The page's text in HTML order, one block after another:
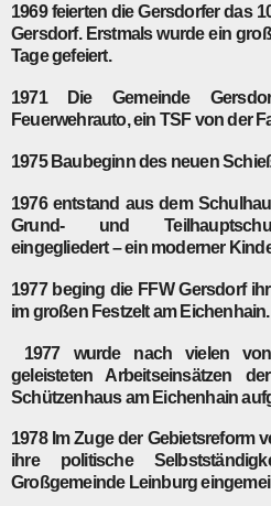
1969feierten die Gersdorfer das
Gersdorf. Erstmals wurde ein
Tage gefeiert.
1971Die Gemeinde
Feuerwehrauto, ein TSF von der
1975Baubeginn des neuen
1976entstand aus dem
Grund- und
eingegliedert – ein moderner
1977beging die FFW Gersdorf
im großen Fest­zelt am Eichenhain.
1977 wurde nach vielen
geleisteten Arbeitseinsätzen
Schützenhaus am Eichenhain
1978 Im Zuge der Gebietsreform
ihre politische
Großgemeinde Leinburg